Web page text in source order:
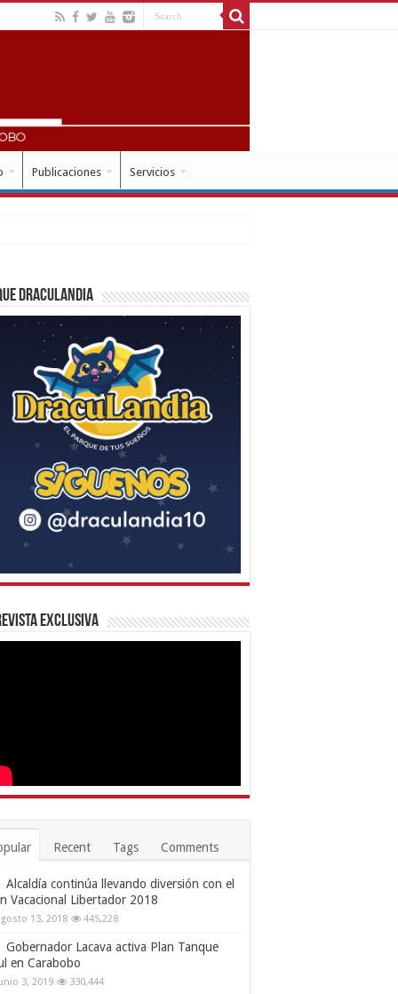
Publicaciones Servicios
Draculandia
Exclusiva
Recent Tags Comments
Alcaldía continúa llevando diversión con el
Vacacional Libertador 2018
13, 2018 445,228
Gobernador Lacava activa Plan Tanque
en Carabobo
3, 2019 330,444